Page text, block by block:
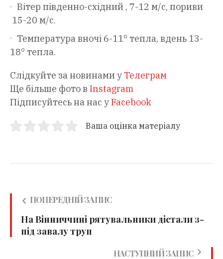
Вітер південно-східний , 7-12 м/с, пориви
15-20 м/с.
Температура вночі 6-11° тепла, вдень 13-
18° тепла.
Слідкуйте за новинами у Телеграм
Ще більше фото в Instagram
Підписуйтесь на нас уFacebook
Ваша оцінка матеріалу
ПОПЕРЕДНІЙ ЗАПИС
На Вінниччині рятувальники дістали з-
під завалу труп
НАСТУПНИЙ ЗАПИС